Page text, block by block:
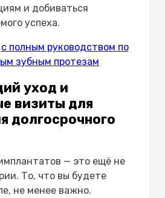
и добиваться
успеха.
с полным руководством по
зубным протезам
уход и
визиты для
долгосрочного
— это ещё не
То, что вы будете
не менее важно.